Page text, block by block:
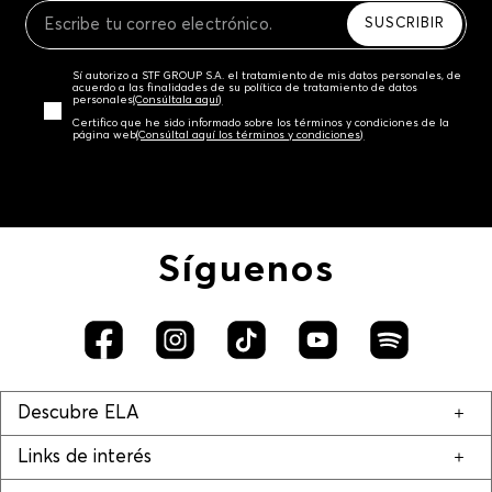
SUSCRIBIR
Sí autorizo a STF GROUP S.A. el tratamiento de mis datos personales, de
acuerdo a las finalidades de su política de tratamiento de datos
personales‎(Consúltala aquí)
Certifico que he sido informado sobre los términos y condiciones de la
página web‎(Consúltal aquí los términos y condiciones)
Síguenos
Descubre ELA
Links de interés